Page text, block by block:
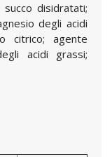
disidratati;
degli acidi
citrico; agente
acidi grassi;